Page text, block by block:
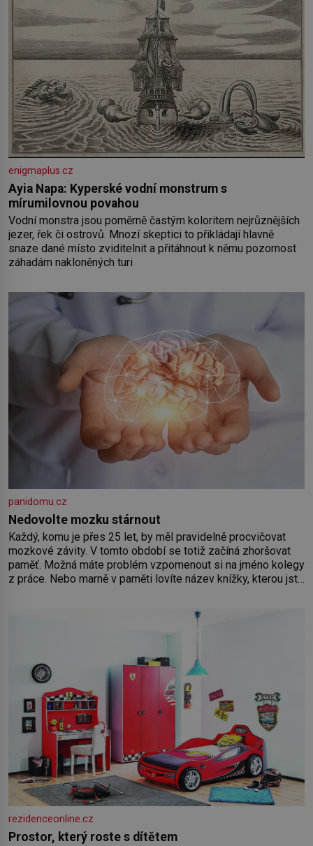
enigmaplus.cz
Ayia Napa: Kyperské vodní monstrum s
mírumilovnou povahou
Vodní monstra jsou poměrně častým koloritem nejrůznějších
jezer, řek či ostrovů. Mnozí skeptici to přikládají hlavně
snaze dané místo zviditelnit a přitáhnout k němu pozornost
záhadám nakloněných turi
panidomu.cz
Nedovolte mozku stárnout
Každý, komu je přes 25 let, by měl pravidelně procvičovat
mozkové závity. V tomto období se totiž začíná zhoršovat
paměť. Možná máte problém vzpomenout si na jméno kolegy
z práce. Nebo marně v paměti lovíte název knížky, kterou jste
rezidenceonline.cz
Prostor, který roste s dítětem